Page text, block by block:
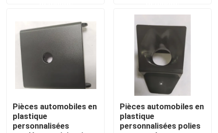
Demande de soumission
pièces moulées par injection
Moulage par injection de précision
Pièces automobiles en
plastique
personnalisées
Pièces automobiles en
plastique
personnalisées polies